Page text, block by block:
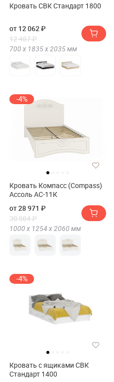
Кровать СВК Стандарт 1800
от 12 062 ₽
12 487 ₽
700 х 1835 х2035мм
-4%
Кровать Компасс (Compass)
Ассоль АС-11К
от 28 971 ₽
30 084 ₽
1000 х 1254 х 2060 мм
-4%
Кровать с ящиками СВК
Стандарт 1400